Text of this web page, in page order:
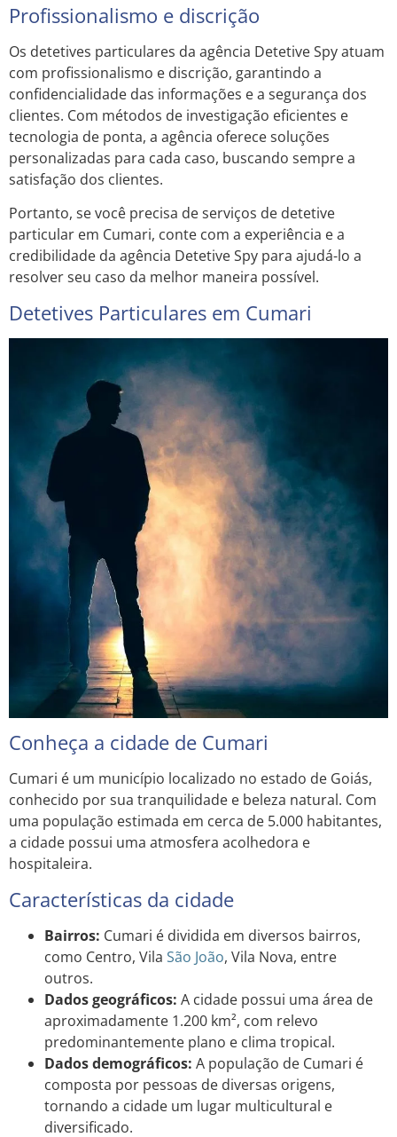
Profissionalismo e discrição
Os detetives particulares da agência Detetive Spy atuam
com profissionalismo e discrição, garantindo a
confidencialidade das informações e a segurança dos
clientes. Com métodos de investigação eficientes e
tecnologia de ponta, a agência oferece soluções
personalizadas para cada caso, buscando sempre a
satisfação dos clientes.
Portanto, se você precisa de serviços de detetive
particular em Cumari, conte com a experiência e a
credibilidade da agência Detetive Spy para ajudá-lo a
resolver seu caso da melhor maneira possível.
Detetives Particulares em Cumari
Conheça a cidade de Cumari
Cumari é um município localizado no estado de Goiás,
conhecido por sua tranquilidade e beleza natural. Com
uma população estimada em cerca de 5.000 habitantes,
a cidade possui uma atmosfera acolhedora e
hospitaleira.
Características da cidade
Bairros: Cumari é dividida em diversos bairros,
como Centro, Vila São João, Vila Nova, entre
outros.
Dados geográficos: A cidade possui uma área de
aproximadamente 1.200 km², com relevo
predominantemente plano e clima tropical.
Dados demográficos: A população de Cumari é
composta por pessoas de diversas origens,
tornando a cidade um lugar multicultural e
diversificado.